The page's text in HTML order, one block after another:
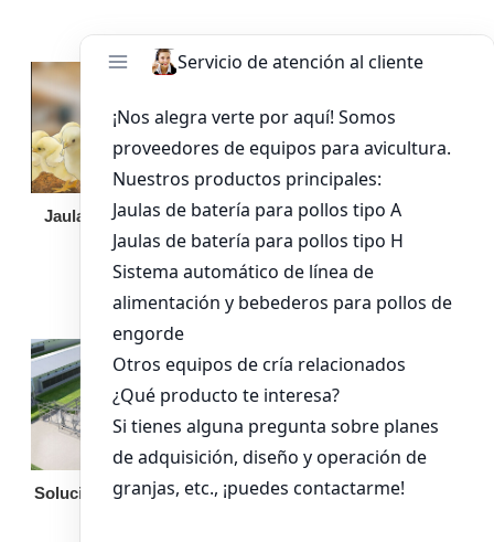
Jaula de pollo pollita
Bandeja de
alimentación para
pollos de engorde
Solución llave en mano Otro equipo